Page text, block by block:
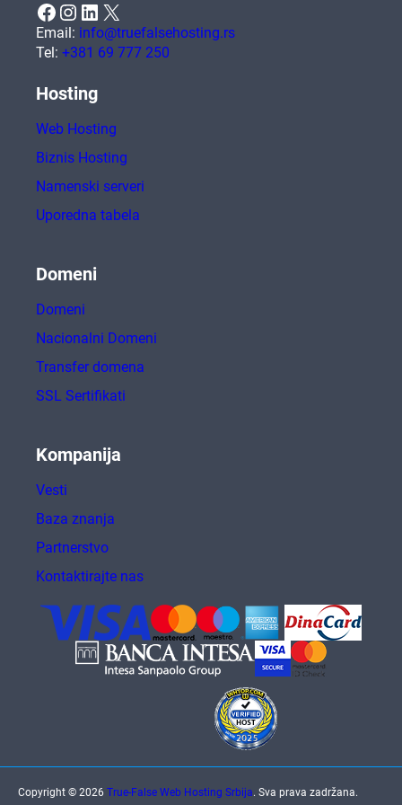
Facebook Instagram LinkedIn X
Email: info@truefalsehosting.rs
Tel: +381 69 777 250
Hosting
Web Hosting
Biznis Hosting
Namenski serveri
Uporedna tabela
Domeni
Domeni
Nacionalni Domeni
Transfer domena
SSL Sertifikati
Kompanija
Vesti
Baza znanja
Partnerstvo
Kontaktirajte nas
Copyright © 2026 True-False Web Hosting Srbija. Sva prava zadržana.